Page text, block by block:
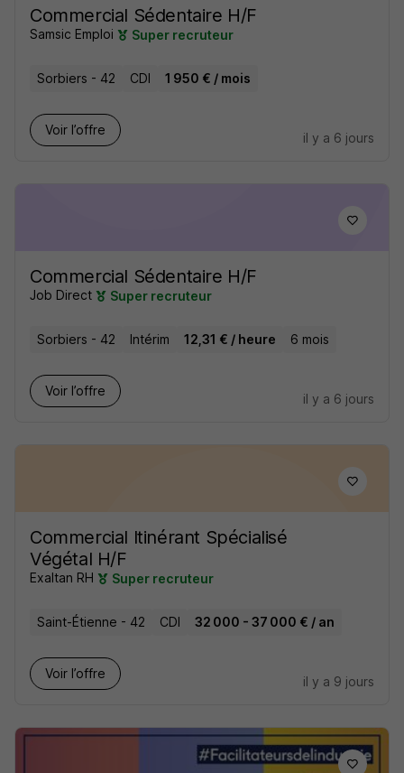
Commercial Sédentaire H/F
Samsic Emploi Super recruteur
Sorbiers - 42 CDI 1 950 € / mois
Voir l’offre
il y a 6 jours
Commercial Sédentaire H/F
Job Direct Super recruteur
Sorbiers - 42 Intérim 12,31 € / heure 6 mois
Voir l’offre
il y a 6 jours
Commercial Itinérant Spécialisé
Végétal H/F
Exaltan RH Super recruteur
Saint-Étienne - 42 CDI 32 000 - 37 000 € / an
Voir l’offre
il y a 9 jours